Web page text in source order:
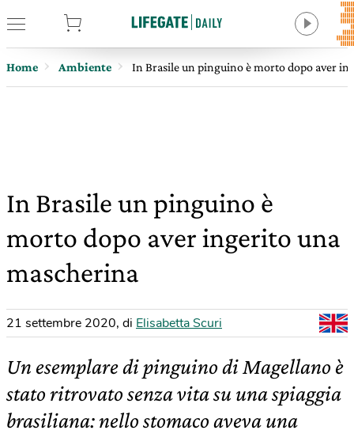
Home Ambiente In Brasile un pinguino è morto dopo aver
In Brasile un pinguino è
morto dopo aver ingerito una
mascherina
21 settembre 2020, di Elisabetta Scuri
Un esemplare di pinguino di Magellano è
stato ritrovato senza vita su una spiaggia
brasiliana: nello stomaco aveva una